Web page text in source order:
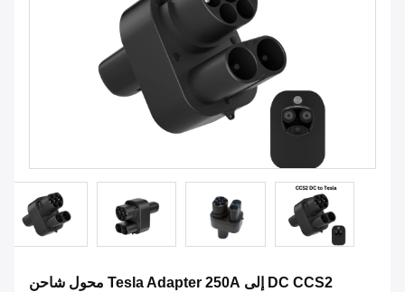
DC CCS2 إلى Tesla Adapter 250A محول شاحن